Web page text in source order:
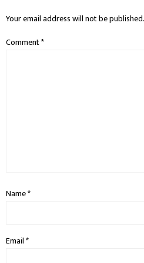
Your email address will not be published.
Comment*
Name*
Email*